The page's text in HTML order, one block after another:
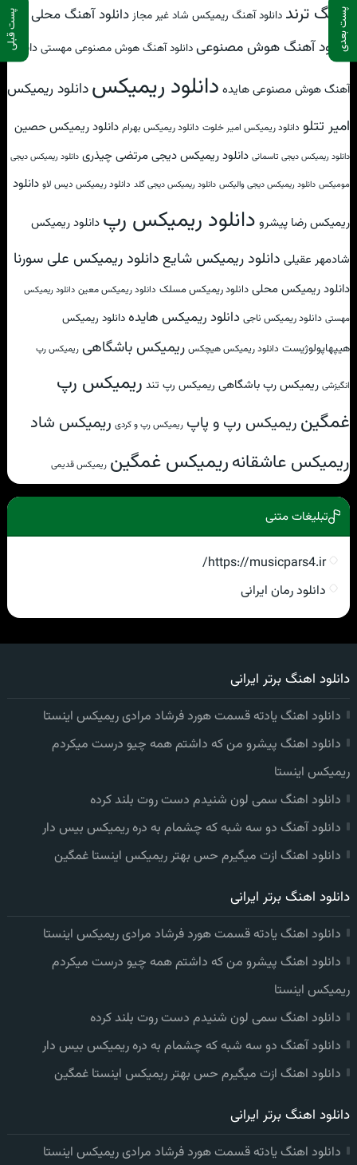
پست بعدی پست قبلی
آهنگ ترند دانلود آهنگ ریمیکس شاد غیر مجاز دانلود آهنگ محلی
دانلود آهنگ هوش مصنوعیدانلود آهنگ هوش مصنوعی مهستیدانلود
آهنگ هوش مصنوعی هایده دانلود ریمیکسدانلود ریمیکس
امیر تتلو دانلود ریمیکس امیر خلوت دانلود ریمیکس بهرام دانلود ریمیکس حصین
دانلود ریمیکس دیجی تاسمانی دانلود ریمیکس دیجی مرتضی چیذری دانلود ریمیکس دیجی
مومیکس دانلود ریمیکس دیجی والیکس دانلود ریمیکس دیجی گلد دانلود ریمیکس دیس لاو دانلود
ریمیکس رضا پیشرو دانلود ریمیکس رپ دانلود ریمیکس
شادمهر عقیلی دانلود ریمیکس شایع دانلود ریمیکس علی سورنا
دانلود ریمیکس محلی دانلود ریمیکس مسلک دانلود ریمیکس معین دانلود ریمیکس
مهستی دانلود ریمیکس ناجی دانلود ریمیکس هایدهدانلود ریمیکس
هیپهاپولوژیست دانلود ریمیکس هیچکس ریمیکس باشگاهی ریمیکس رپ
انگیزشی ریمیکس رپ باشگاهی ریمیکس رپ تند ریمیکس رپ
غمگین ریمیکس رپ و پاپ ریمیکس رپ و کردی ریمیکس شاد
ریمیکس عاشقانهریمیکس غمگین ریمیکس قدیمی
تبلیغات متنی
https://musicpars4.ir/
دانلود رمان ایرانی
دانلود اهنگ برتر ایرانی
دانلود اهنگ یادته قسمت هورد فرشاد مرادی ریمیکس اینستا
دانلود اهنگ پیشرو من که داشتم همه چیو درست میکردم
ریمیکس اینستا
دانلود اهنگ سمی لون شنیدم دست روت بلند کرده
دانلود آهنگ دو سه شبه که چشمام به دره ریمیکس بیس دار
دانلود اهنگ ازت میگیرم حس بهتر ریمیکس اینستا غمگین
دانلود اهنگ برتر ایرانی
دانلود اهنگ یادته قسمت هورد فرشاد مرادی ریمیکس اینستا
دانلود اهنگ پیشرو من که داشتم همه چیو درست میکردم
ریمیکس اینستا
دانلود اهنگ سمی لون شنیدم دست روت بلند کرده
دانلود آهنگ دو سه شبه که چشمام به دره ریمیکس بیس دار
دانلود اهنگ ازت میگیرم حس بهتر ریمیکس اینستا غمگین
دانلود اهنگ برتر ایرانی
دانلود اهنگ یادته قسمت هورد فرشاد مرادی ریمیکس اینستا